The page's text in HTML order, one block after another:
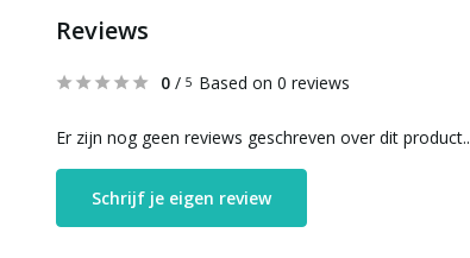
Reviews
0 / 5 Based on 0 reviews
Er zijn nog geen reviews geschreven over dit product..
Schrijf je eigen review